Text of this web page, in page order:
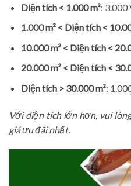
Diện tích < 1.000 m²: 3.000
1.000 m² < Diện tích <
10.000 m² < Diện tích <
20.000 m² < Diện tích <
Diện tích > 30.000 m²:
Với diện tích lớn hơn, vui
giá ưu đãi nhất.